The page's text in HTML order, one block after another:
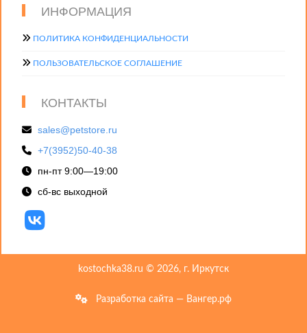
ИНФОРМАЦИЯ
ПОЛИТИКА КОНФИДЕНЦИАЛЬНОСТИ
ПОЛЬЗОВАТЕЛЬСКОЕ СОГЛАШЕНИЕ
КОНТАКТЫ
sales@petstore.ru
+7(3952)50-40-38
пн-пт 9:00—19:00
сб-вс выходной
kostochka38.ru © 2026, г. Иркутск
Разработка сайта — Вангер.рф